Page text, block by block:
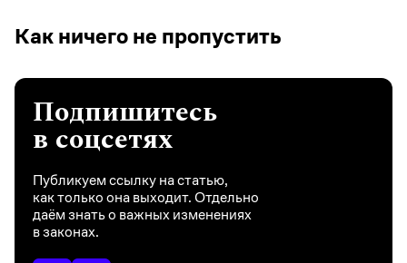
Как ничего не пропустить
Подпишитесь
в соцсетях
Публикуем ссылку на статью,
как только она выходит. Отдельно
даём знать о важных изменениях
в законах.